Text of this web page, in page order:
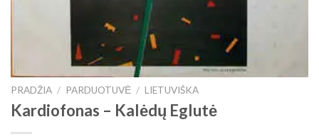
PRADŽIA / PARDUOTUVĖ / LIETUVIŠKA
Kardiofonas ‎– Kalėdų Eglutė